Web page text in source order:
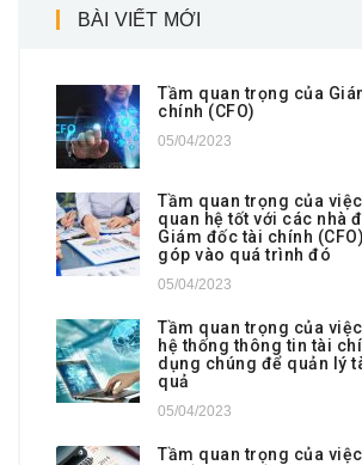
BÀI VIẾT MỚI
Tầm quan trọng của
chính (CFO)
05/04/2023
Tầm quan trọng của
quan hệ tốt với các nhà
Giám đốc tài chính
góp vào quá trình đó
05/04/2023
Tầm quan trọng của
hệ thống thông tin tài
dụng chúng để quản lý
quả
05/04/2023
Tầm quan trọng của